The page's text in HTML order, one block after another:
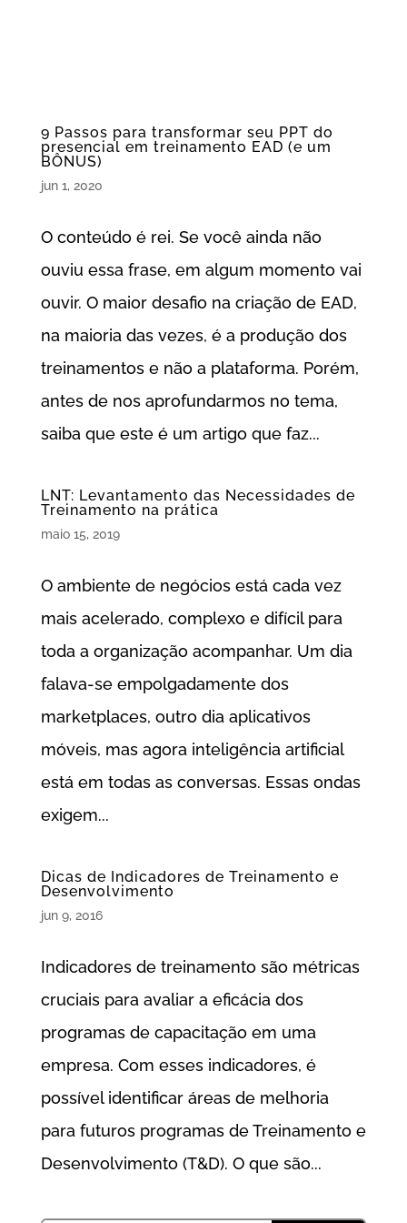
9 Passos para transformar seu PPT do
presencial em treinamento EAD (e um
BÔNUS)
jun 1, 2020
O conteúdo é rei. Se você ainda não
ouviu essa frase, em algum momento vai
ouvir. O maior desafio na criação de EAD,
na maioria das vezes, é a produção dos
treinamentos e não a plataforma. Porém,
antes de nos aprofundarmos no tema,
saiba que este é um artigo que faz...
LNT: Levantamento das Necessidades de
Treinamento na prática
maio 15, 2019
O ambiente de negócios está cada vez
mais acelerado, complexo e difícil para
toda a organização acompanhar. Um dia
falava-se empolgadamente dos
marketplaces, outro dia aplicativos
móveis, mas agora inteligência artificial
está em todas as conversas. Essas ondas
exigem...
Dicas de Indicadores de Treinamento e
Desenvolvimento
jun 9, 2016
Indicadores de treinamento são métricas
cruciais para avaliar a eficácia dos
programas de capacitação em uma
empresa. Com esses indicadores, é
possível identificar áreas de melhoria
para futuros programas de Treinamento e
Desenvolvimento (T&D). O que são...